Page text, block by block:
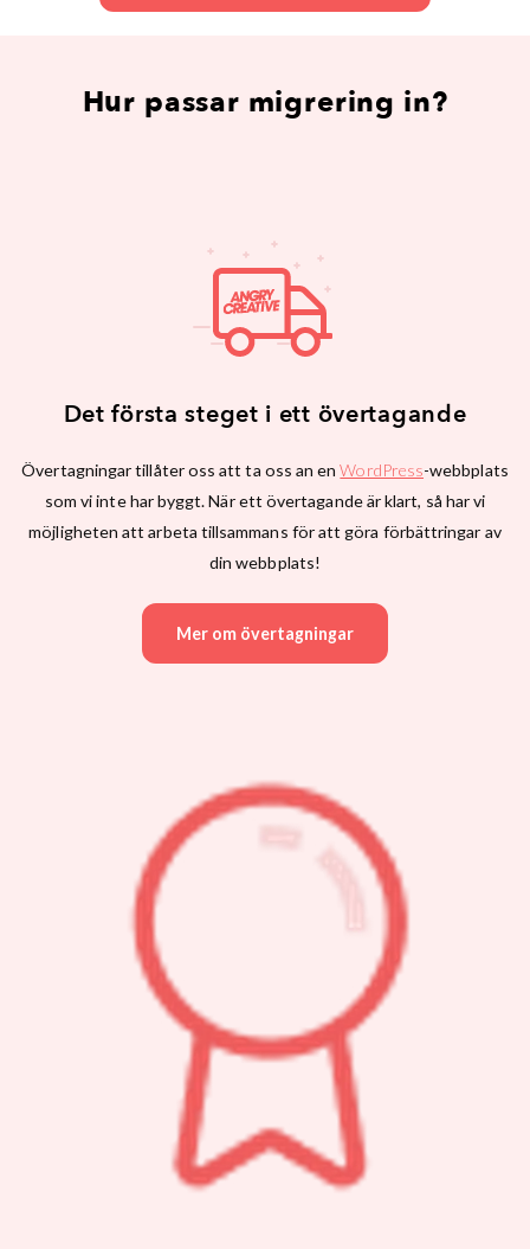
Hur passar migrering in?
Det första steget i ett övertagande
Övertagningar tillåter oss att ta oss an enWordPress-webbplats
som vi inte har byggt. När ett övertagande är klart, så har vi
möjligheten att arbeta tillsammans för att göra förbättringar av
din webbplats!
Mer om övertagningar